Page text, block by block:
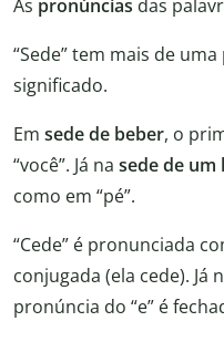
As pronúncias das
“Sede” tem mais de
significado.
Em sede de beber, o
“você”. Já na sede de um
como em “pé”.
“Cede” é pronunciada
conjugada (ela cede). Já
pronúncia do “e” é